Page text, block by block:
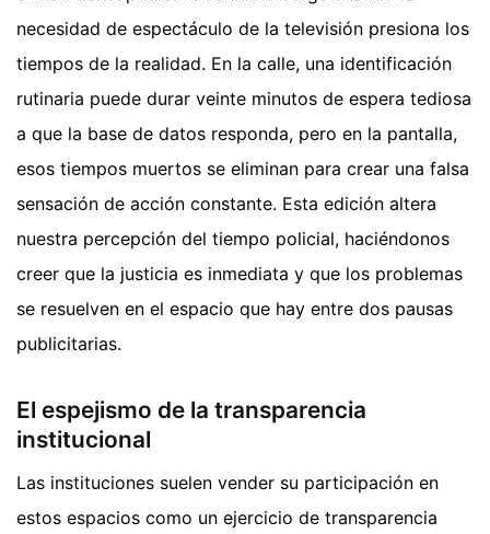
necesidad de espectáculo de la televisión presiona los
tiempos de la realidad. En la calle, una identificación
rutinaria puede durar veinte minutos de espera tediosa
a que la base de datos responda, pero en la pantalla,
esos tiempos muertos se eliminan para crear una falsa
sensación de acción constante. Esta edición altera
nuestra percepción del tiempo policial, haciéndonos
creer que la justicia es inmediata y que los problemas
se resuelven en el espacio que hay entre dos pausas
publicitarias.
El espejismo de la transparencia
institucional
Las instituciones suelen vender su participación en
estos espacios como un ejercicio de transparencia